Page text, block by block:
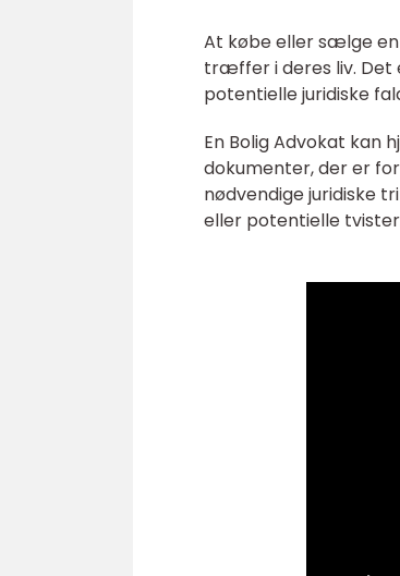
At købe eller sælge
træffer i deres liv. Det
potentielle juridiske
En Bolig Advokat
dokumenter, der er
nødvendige juridiske
eller potentielle